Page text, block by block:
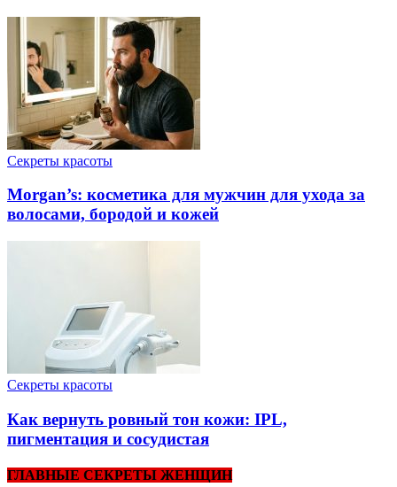
Секреты красоты
Morgan’s: косметика для мужчин для ухода за
волосами, бородой и кожей
Секреты красоты
Как вернуть ровный тон кожи: IPL,
пигментация и сосудистая
ГЛАВНЫЕ СЕКРЕТЫ ЖЕНЩИН